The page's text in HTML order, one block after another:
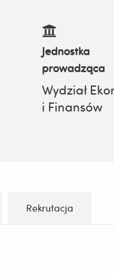
Jednostka
prowadząca
Wydział
i Finansów
Rekrutacja